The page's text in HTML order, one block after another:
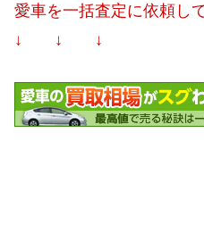
愛車を一括査定に依頼し
↓ ↓ ↓